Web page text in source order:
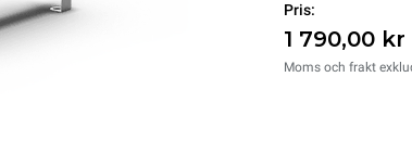
Pris:
1 790,00 kr
Moms och frakt